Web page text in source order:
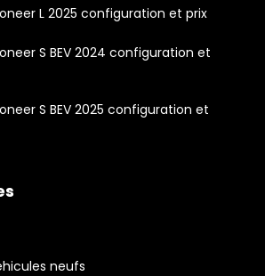
L 2025 configuration et prix
S BEV 2024 configuration et
S BEV 2025 configuration et
neufs